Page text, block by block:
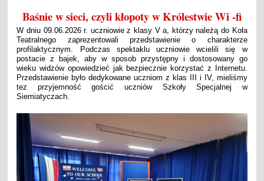
Baśnie w sieci, czyli kłopoty w Królestwie Wi -fi
W dniu 09.06.2026 r. uczniowie z klasy V a, którzy należą do Koła
Teatralnego zaprezentowali przedstawienie o charakterze
profilaktycznym. Podczas spektaklu uczniowie wcielili się w
postacie z bajek, aby w sposob przystępny i dostosowany go
wieku widzów opowiedzieć jak bezpiecznie korzystać z Internetu.
Przedstawienie było dedykowane uczniom z klas III i IV, mieliśmy
tez przyjemność gościć uczniów Szkoły Specjalnej w
Siemiatyczach.